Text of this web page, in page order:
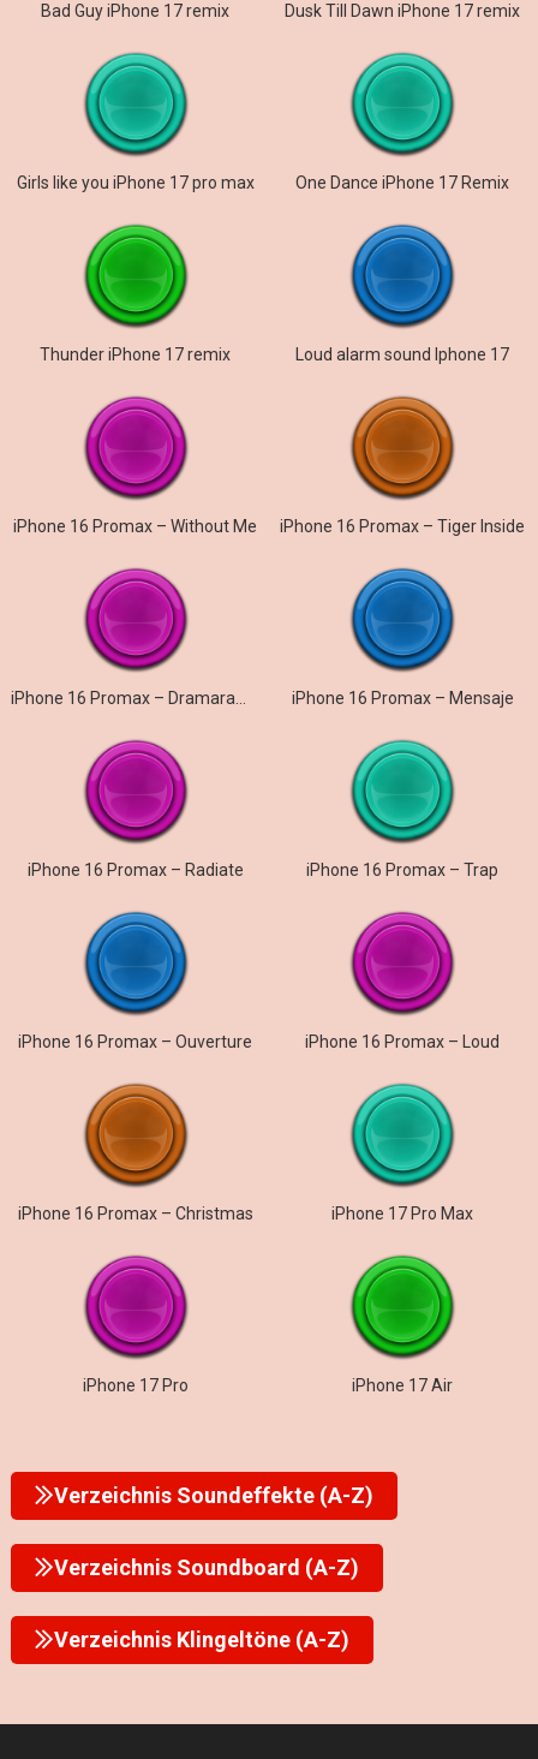
Bad Guy iPhone 17 remix Dusk Till Dawn iPhone 17 remix
Girls like you iPhone 17 pro max One Dance iPhone 17 Remix
Thunder iPhone 17 remix Loud alarm sound Iphone 17
iPhone 16 Promax – Without Me iPhone 16 Promax – Tiger Inside
iPhone 16 Promax – Mensaje
iPhone 16 Promax – Radiate iPhone 16 Promax – Trap
iPhone 16 Promax – Ouverture iPhone 16 Promax – Loud
iPhone 16 Promax – Christmas iPhone 17 Pro Max
iPhone 17 Pro iPhone 17 Air
Verzeichnis Soundeffekte (A-Z)
Verzeichnis Soundboard (A-Z)
Verzeichnis Klingeltöne (A-Z)